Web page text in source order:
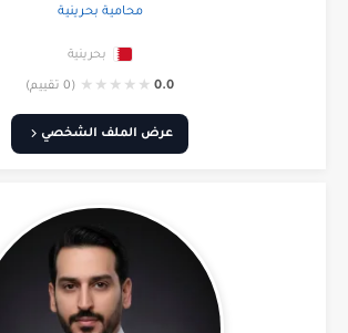
محامية بحرينية
بحرينية
0.0
★
★
★
★
★ (0 تقييم)
عرض الملف الشخصي